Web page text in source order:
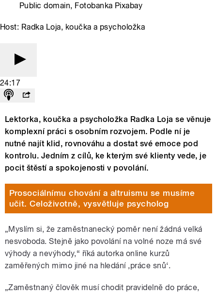
Public domain, Fotobanka Pixabay
Host: Radka Loja, koučka a psycholožka
24:17
Lektorka, koučka a psycholožka Radka Loja se věnuje
komplexní práci s osobním rozvojem. Podle ní je
nutné najít klid, rovnováhu a dostat své emoce pod
kontrolu. Jedním z cílů, ke kterým své klienty vede, je
pocit štěstí a spokojenosti v povolání.
Prosociálnímu chování a altruismu se musíme
učit. Celoživotně, vysvětluje psycholog
„Myslím si, že zaměstnanecký poměr není žádná velká
nesvoboda. Stejně jako povolání na volné noze má své
výhody a nevýhody,“ říká autorka online kurzů
zaměřených mimo jiné na hledání ‚práce snů‘.
„Zaměstnaný člověk musí chodit pravidelně do práce,